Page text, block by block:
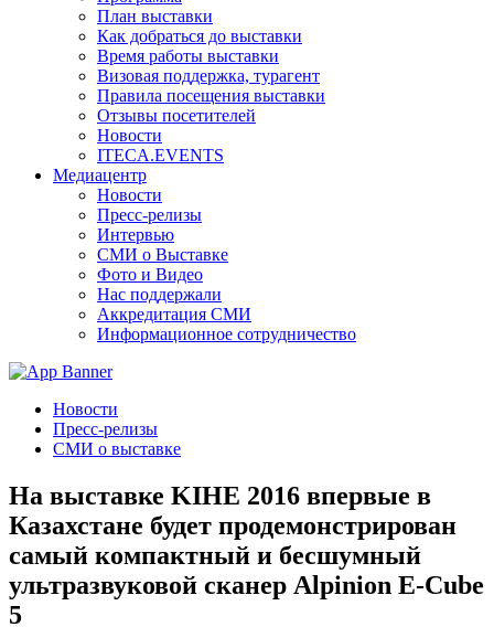
План выставки
Как добраться до выставки
Время работы выставки
Визовая поддержка, турагент
Правила посещения выставки
Отзывы посетителей
Новости
ITECA.EVENTS
Медиацентр
Новости
Пресс-релизы
Интервью
СМИ о Выставке
Фото и Видео
Нас поддержали
Аккредитация СМИ
Информационное сотрудничество
Новости
Пресс-релизы
СМИ о выставке
На выставке KIHE 2016 впервые в
Казахстане будет продемонстрирован
самый компактный и бесшумный
ультразвуковой сканер Alpinion E-Cube
5